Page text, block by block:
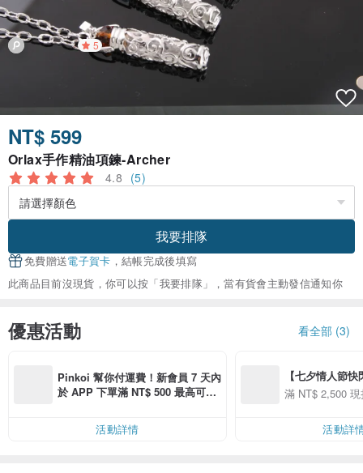
5
NT$ 599
Orlax手作精油項鍊-Archer
4.8 (5)
我要排隊
免費贈送電子賀卡 ，結帳完成後填寫
此商品目前沒現貨，你可以按「我要排隊」，當有貨會主動發信通知你
優惠活動 看全部 (3)
Pinkoi 幫你付運費！新會員 7 天內
於 APP 下單滿 NT$ 500 最高可折
活動詳情
【七夕情人節
用 APP 購買任
00 現折 NT$100
滿 NT$ 2,500
活動詳